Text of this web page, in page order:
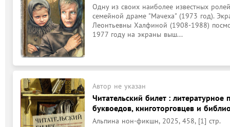
Одну из своих наиболее известных
семейной драме "Мачеха" (1973 год).
Леонтьевны Халфиной (1908-1988)
1977 году на экраны выш...
Автор не указан
Читательский билет :
буквоедов, книготорговцев и
Альпина нон-фикшн, 2025, 458, [1] стр.